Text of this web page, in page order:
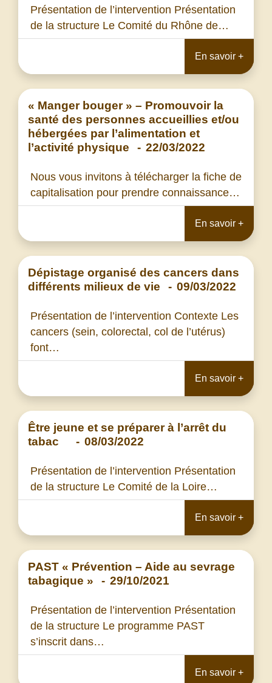
Présentation de l’intervention Présentation
de la structure Le Comité du Rhône de…
En savoir +
« Manger bouger » – Promouvoir la
santé des personnes accueillies et/ou
hébergées par l’alimentation et
l’activité physique
- 22/03/2022
Nous vous invitons à télécharger la fiche de
capitalisation pour prendre connaissance…
En savoir +
Dépistage organisé des cancers dans
différents milieux de vie
- 09/03/2022
Présentation de l’intervention Contexte Les
cancers (sein, colorectal, col de l’utérus)
font…
En savoir +
Être jeune et se préparer à l’arrêt du
tabac
- 08/03/2022
Présentation de l’intervention Présentation
de la structure Le Comité de la Loire…
En savoir +
PAST « Prévention – Aide au sevrage
tabagique »
- 29/10/2021
Présentation de l’intervention Présentation
de la structure Le programme PAST
s’inscrit dans…
En savoir +